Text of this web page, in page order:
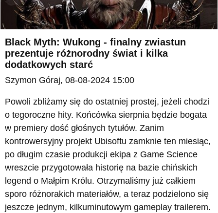
Black Myth: Wukong - finalny zwiastun
prezentuje różnorodny świat i kilka
dodatkowych starć
Szymon Góraj, 08-08-2024 15:00
Powoli zbliżamy się do ostatniej prostej, jeżeli chodzi
o tegoroczne hity. Końcówka sierpnia będzie bogata
w premiery dość głośnych tytułów. Zanim
kontrowersyjny projekt Ubisoftu zamknie ten miesiąc,
po długim czasie produkcji ekipa z Game Science
wreszcie przygotowała historię na bazie chińskich
legend o Małpim Królu. Otrzymaliśmy już całkiem
sporo różnorakich materiałów, a teraz podzielono się
jeszcze jednym, kilkuminutowym gameplay trailerem.